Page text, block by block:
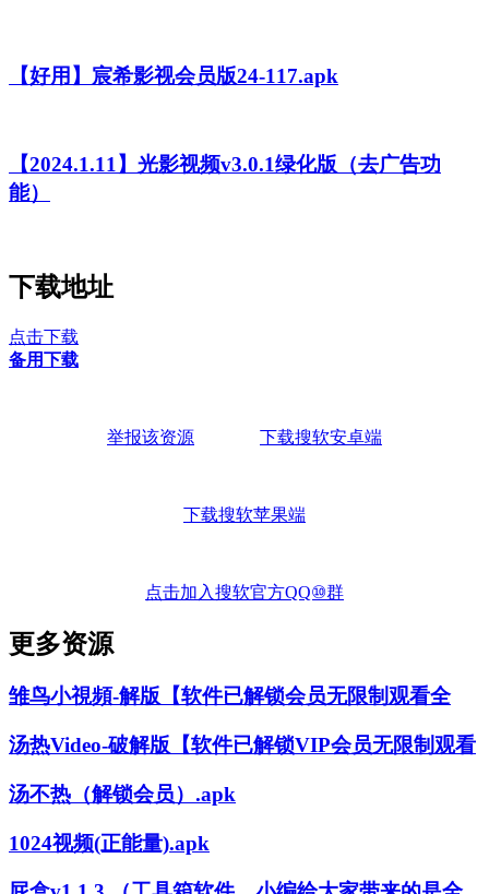
【好用】宸希影视会员版24-117.apk
【2024.1.11】光影视频v3.0.1绿化版（去广告功
能）
下载地址
点击下载
备用下载
举报该资源 下载搜软安卓端
下载搜软苹果端
点击加入搜软官方QQ⑩群
更多资源
雏鸟小視頻-解版【软件已解锁会员无限制观看全
汤热Video-破解版【软件已解锁VIP会员无限制观看
汤不热（解锁会员）.apk
1024视频(正能量).apk